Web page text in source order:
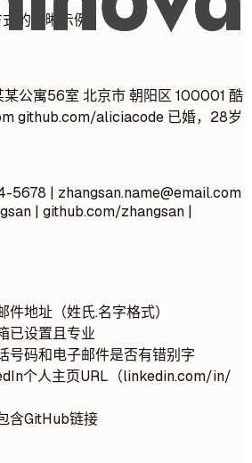
的清晰示例。
某公寓56室 北京市 朝阳区 100001 酷
github.com/aliciacode 已婚，28岁
5678 | zhangsan.name@email.com
| github.com/zhangsan |
地址（姓氏.名字格式）
已设置且专业
号码和电子邮件是否有错别字
个人主页URL（linkedin.com/in/
含GitHub链接